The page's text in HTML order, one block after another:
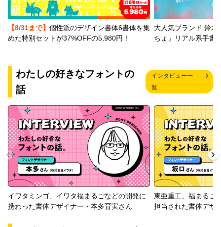
【8/31まで】 個性派のデザイン書体6書体を集
めた特別セットが37%OFFの5,980円！
大人気ブランド 鈴木
ちょ」リアル系手書
わたしの好きなフォントの
話
インタビュー一
覧
イワタミンゴ、イワタ福まるごなどの開発に
携わった書体デザイナー・本多育実さん
東亜重工、福まるご
担当された書体デザ